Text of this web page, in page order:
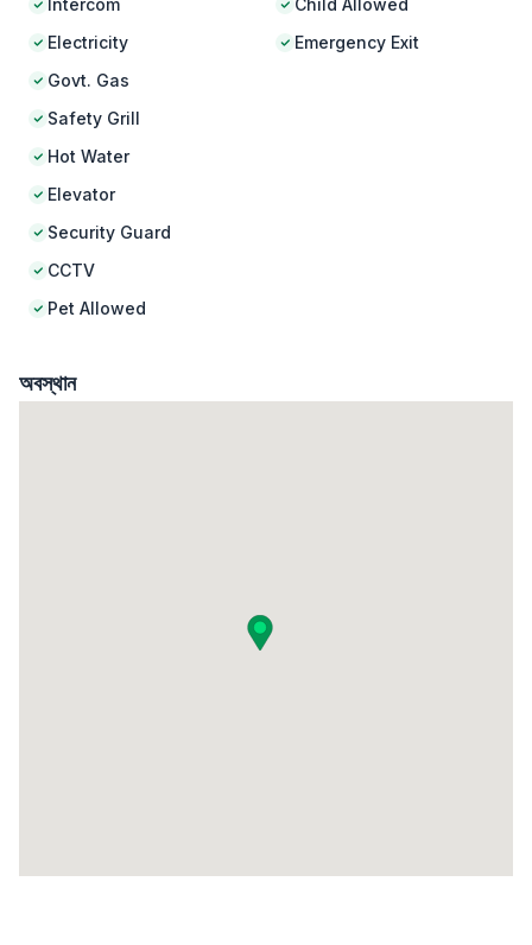
Intercom
Electricity
Govt. Gas
Safety Grill
Hot Water
Elevator
Security Guard
CCTV
Pet Allowed
Child Allowed
Emergency Exit
অবস্থান